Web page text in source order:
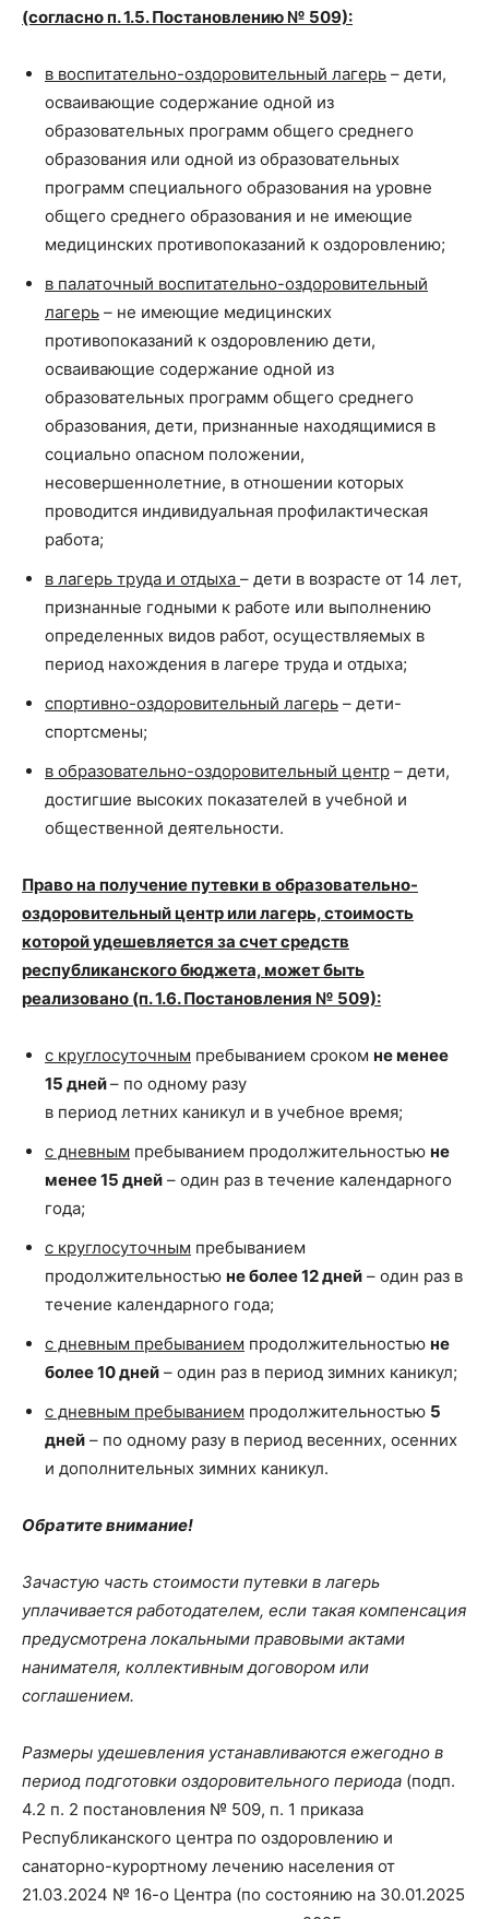
(согласно п. 1.5. Постановлению № 509):
в воспитательно-оздоровительный лагерь – дети,
осваивающие содержание одной из
образовательных программ общего среднего
образования или одной из образовательных
программ специального образования на уровне
общего среднего образования и не имеющие
медицинских противопоказаний к оздоровлению;
в палаточный воспитательно-оздоровительный
лагерь – не имеющие медицинских
противопоказаний к оздоровлению дети,
осваивающие содержание одной из
образовательных программ общего среднего
образования, дети, признанные находящимися в
социально опасном положении,
несовершеннолетние, в отношении которых
проводится индивидуальная профилактическая
работа;
в лагерь труда и отдыха – дети в возрасте от 14 лет,
признанные годными к работе или выполнению
определенных видов работ, осуществляемых в
период нахождения в лагере труда и отдыха;
спортивно-оздоровительный лагерь – дети-
спортсмены;
в образовательно-оздоровительный центр – дети,
достигшие высоких показателей в учебной и
общественной деятельности.
Право на получение путевки в образовательно-
оздоровительный центр или лагерь, стоимость
которой удешевляется за счет средств
республиканского бюджета, может быть
реализовано (п. 1.6. Постановления № 509):
с круглосуточным пребыванием сроком не менее
15 дней– по одному разу
в период летних каникул и в учебное время;
с дневным пребыванием продолжительностью не
менее 15 дней – один раз в течение календарного
года;
с круглосуточным пребыванием
продолжительностью не более 12 дней – один раз в
течение календарного года;
с дневным пребыванием продолжительностью не
более 10 дней – один раз в период зимних каникул;
с дневным пребыванием продолжительностью 5
дней – по одному разу в период весенних, осенних
и дополнительных зимних каникул.
Обратите внимание!
Зачастую часть стоимости путевки в лагерь
уплачивается работодателем, если такая компенсация
предусмотрена локальными правовыми актами
нанимателя, коллективным договором или
соглашением.
Размеры удешевления устанавливаются ежегодно в
период подготовки оздоровительного периода (подп.
4.2 п. 2 постановления № 509, п. 1 приказа
Республиканского центра по оздоровлению и
санаторно-курортному лечению населения от
21.03.2024 № 16-о Центра (по состоянию на 30.01.2025